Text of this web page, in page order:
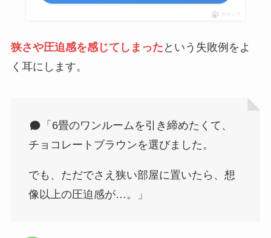
ポチップ
狭さや圧迫感を感じてしまった という失敗例をよ
く耳にします。
「6畳のワンルームを引き締めたくて、
チョコレートブラウンを選びました。
でも、ただでさえ狭い部屋に置いたら、想
像以上の圧迫感が…。」